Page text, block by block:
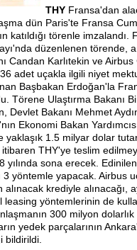
THY Fransa'dan
dün Paris'te Fransa
katıldığı törenle imzalandı.
düzenlenen törende,
Candan Karlıtekin ve
adet uçakla ilgili niyet
Başbakan Erdoğan'la
Törene Ulaştırma Bakanı
Devlet Bakanı Mehmet
Ekonomi Bakan
yaklaşık 1.5 milyar dolar
THY'ye teslim
yılında sona erecek.
3 yöntemle yapacak. Airbus
krediyle alınacağı,
yöntemlerinin de
300 milyon
yedek parçalarının
bildirildi.